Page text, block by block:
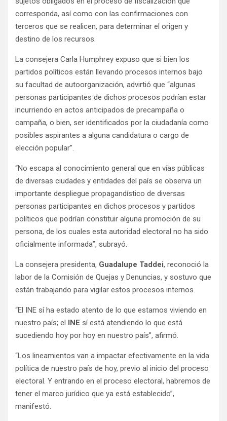
corresponda, así como con las confirmaciones con
terceros que se realicen, para determinar el origen y
destino de los recursos.
La consejera Carla Humphrey expuso que si bien los
partidos políticos están llevando procesos internos bajo
su facultad de autoorganización, advirtió que “algunas
personas participantes de dichos procesos podrían estar
incurriendo en actos anticipados de precampaña o
campaña, o bien, ser identificados por la ciudadanía como
posibles aspirantes a alguna candidatura o cargo de
elección popular”.
“No escapa al conocimiento general que en vías públicas
de diversas ciudades y entidades del país se observa un
importante despliegue propagandístico de diversas
personas participantes en dichos procesos y partidos
políticos que podrían constituir alguna promoción de su
persona, de los cuales esta autoridad electoral no ha sido
oficialmente informada”, subrayó.
La consejera presidenta, Guadalupe Taddei, reconoció la
labor de la Comisión de Quejas y Denuncias, y sostuvo que
están trabajando para vigilar estos procesos internos.
“El INE sí ha estado atento de lo que estamos viviendo en
nuestro país; el INE sí está atendiendo lo que está
sucediendo hoy por hoy en nuestro país”, afirmó.
“Los lineamientos van a impactar efectivamente en la vida
política de nuestro país de hoy, previo al inicio del proceso
electoral. Y entrando en el proceso electoral, habremos de
tener el marco jurídico que ya está establecido”,
manifestó.